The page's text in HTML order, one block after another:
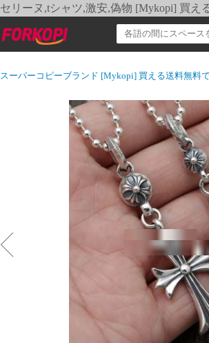
セリーヌ,tシャツ,激安,偽物 [Mykopi] 買え
スーパーコピーブランド [Mykopi] 買える送料無料